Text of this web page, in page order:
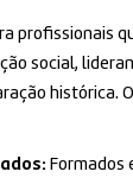
profissionais
social,
histórica.
Formados